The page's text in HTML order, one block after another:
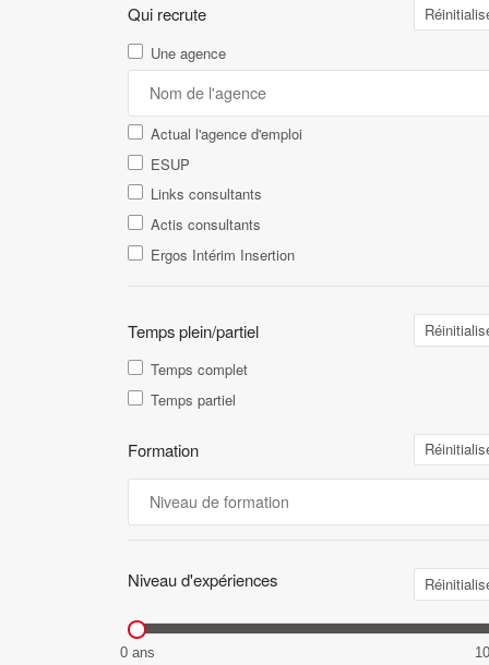
Qui recrute
Une agence
Actual l'agence d'emploi
ESUP
Links consultants
Actis consultants
Ergos Intérim Insertion
Temps plein/partiel
Temps complet
Temps partiel
Formation
Niveau d'expériences
0 ans